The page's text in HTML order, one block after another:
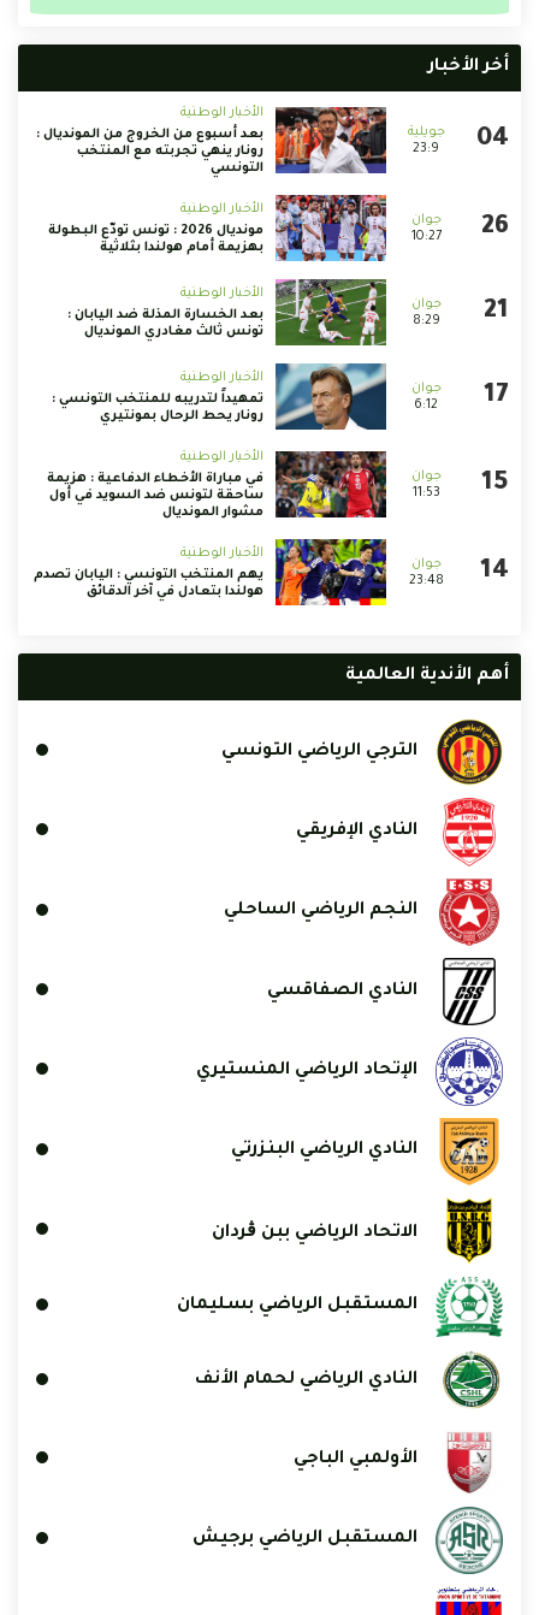
أخر الأخبار
23:9
الأخبار الوطنية
بعد أسبوع من الخروج من المونديال :
رونار ينهي تجربته مع المنتخب
التونسي
10:27
الأخبار الوطنية
مونديال 2026 : تونس تودّع البطولة
بهزيمة أمام هولندا بثلاثية
8:29
الأخبار الوطنية
بعد الخسارة المذلة ضد اليابان :
تونس ثالث مغادري المونديال
6:12
الأخبار الوطنية
تمهيداً لتدريبه للمنتخب التونسي :
رونار يحط الرحال بمونتيري
11:53
الأخبار الوطنية
في مباراة الأخطاء الدفاعية : هزيمة
ساحقة لتونس ضد السويد في أول
مشوار المونديال
23:48
الأخبار الوطنية
يهم المنتخب التونسي : اليابان تصدم
هولندا بتعادل في آخر الدقائق
أهم الأندية العالمية
الترجي الرياضي التونسي
النادي الإفريقي
النجم الرياضي الساحلي
النادي الصفاقسي
الإتحاد الرياضي المنستيري
النادي الرياضي البنزرتي
الاتحاد الرياضي ببن ڨردان
المستقبل الرياضي بسليمان
النادي الرياضي لحمام الأنف
الأولمبي الباجي
المستقبل الرياضي برجيش